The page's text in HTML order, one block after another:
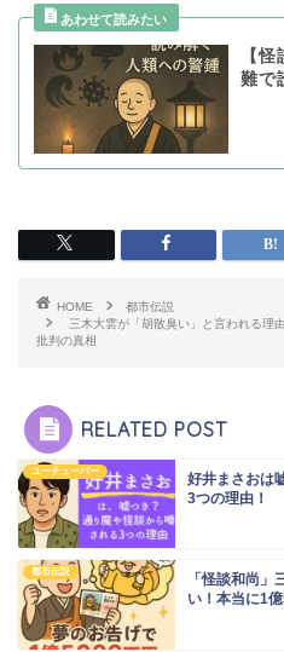
【
難で
HOME
都市伝説
三木大雲が「胡散臭い」と言われる理
批判の真相
RELATED POST
ユーチューバー
好井まさおは
3つの理由！
都市伝説
「怪談和尚
い！本当に1